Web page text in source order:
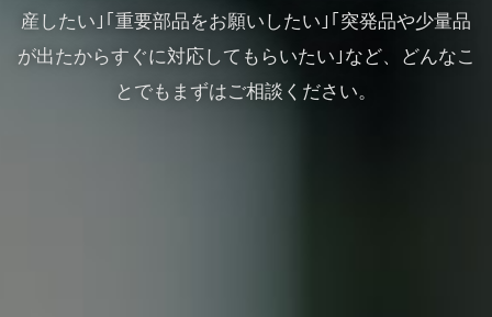
産したい｣｢重要部品をお願いしたい｣｢突発品や少量品
が出たからすぐに対応してもらいたい｣など、どんなこ
とでもまずはご相談ください。